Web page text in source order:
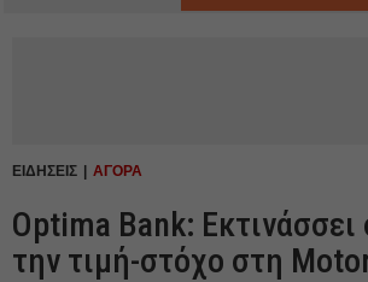
ΕΙΔΗΣΕΙΣ ΑΓΟΡΑ
Optima Bank: Εκτινάσσει
την τιμή-στόχο στη